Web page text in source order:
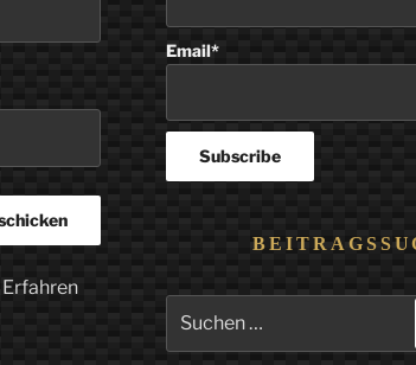
Erfahren
Email*
nach: